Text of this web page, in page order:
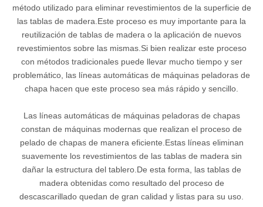
método utilizado para eliminar revestimientos de la superficie de
las tablas de madera.Este proceso es muy importante para la
reutilización de tablas de madera o la aplicación de nuevos
revestimientos sobre las mismas.Si bien realizar este proceso
con métodos tradicionales puede llevar mucho tiempo y ser
problemático, las líneas automáticas de máquinas peladoras de
chapa hacen que este proceso sea más rápido y sencillo.
Las líneas automáticas de máquinas peladoras de chapas
constan de máquinas modernas que realizan el proceso de
pelado de chapas de manera eficiente.Estas líneas eliminan
suavemente los revestimientos de las tablas de madera sin
dañar la estructura del tablero.De esta forma, las tablas de
madera obtenidas como resultado del proceso de
descascarillado quedan de gran calidad y listas para su uso.